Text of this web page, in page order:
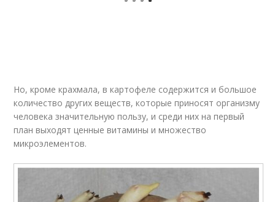
Но, кроме крахмала, в картофеле содержится и большое
количество других веществ, которые приносят организму
человека значительную пользу, и среди них на первый
план выходят ценные витамины и множество
микроэлементов.